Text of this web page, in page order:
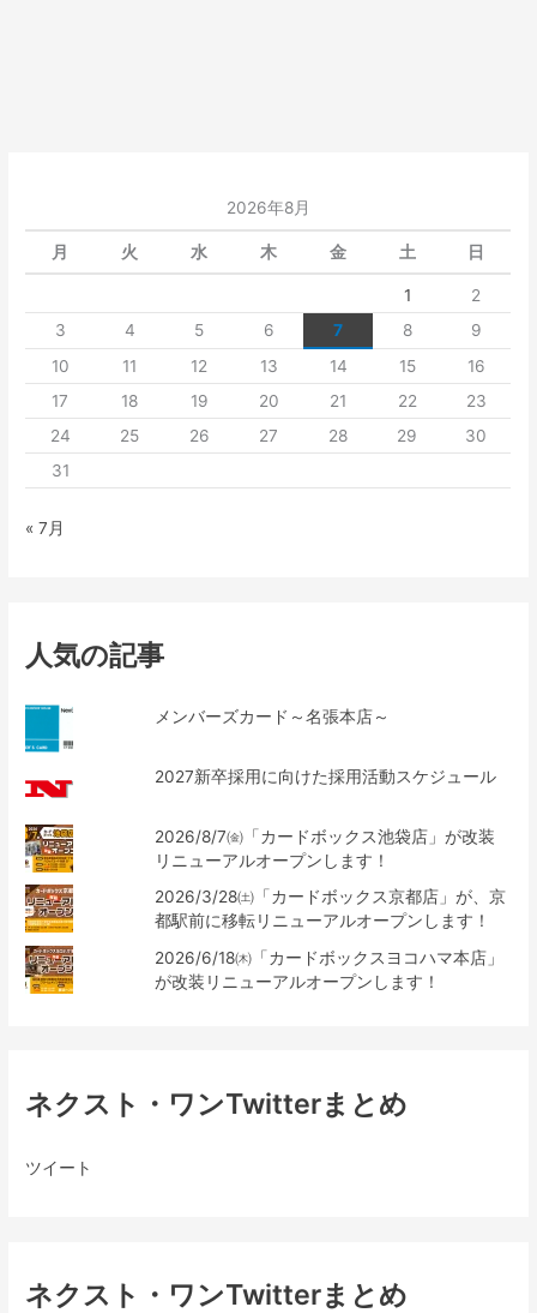
2026年8月
月 火 水 木 金 土 日
1
2
3
4 5 6 7 8
9
10
11 12 13 14 15
16
17
18 19 20 21 22
23
24
25 26 27 28 29
30
31
« 7月
人気の記事
メンバーズカード～名張本店～
2027新卒採用に向けた採用活動スケジュール
2026/8/7㈮「カードボックス池袋店」が改装
リニューアルオープンします！
2026/3/28㈯「カードボックス京都店」が、京
都駅前に移転リニューアルオープンします！
2026/6/18㈭「カードボックスヨコハマ本店」
が改装リニューアルオープンします！
ネクスト・ワンTwitterまとめ
ツイート
ネクスト・ワンTwitterまとめ